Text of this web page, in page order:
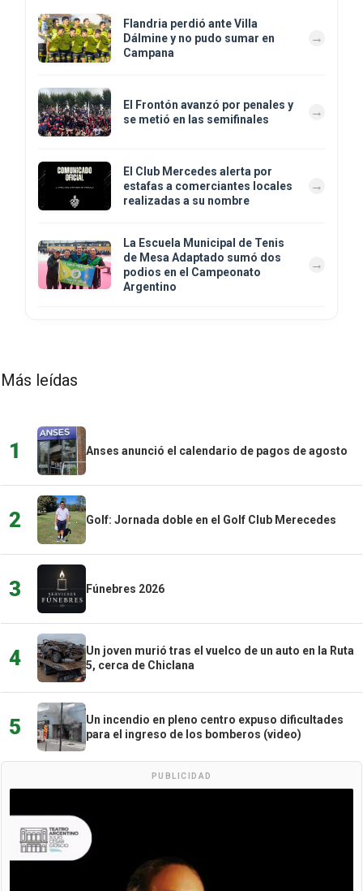
Flandria perdió ante Villa
Dálmine y no pudo sumar en
Campana
El Frontón avanzó por penales y
se metió en las semifinales
El Club Mercedes alerta por
estafas a comerciantes locales
realizadas a su nombre
La Escuela Municipal de Tenis
de Mesa Adaptado sumó dos
podios en el Campeonato
Argentino
Más leídas
1 Anses anunció el calendario de pagos de agosto
2 Golf: Jornada doble en el Golf Club Merecedes
3 Fúnebres 2026
4
Un joven murió tras el vuelco de un auto en la Ruta
5, cerca de Chiclana
5
Un incendio en pleno centro expuso dificultades
para el ingreso de los bomberos (video)
PUBLICIDAD